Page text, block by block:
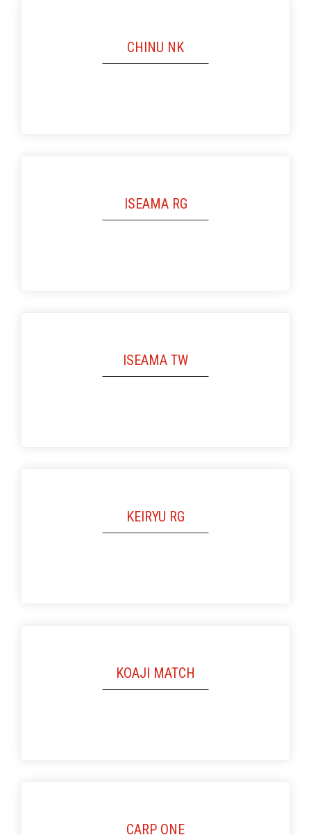
CHINU NK
ISEAMA RG
ISEAMA TW
KEIRYU RG
KOAJI MATCH
CARP ONE